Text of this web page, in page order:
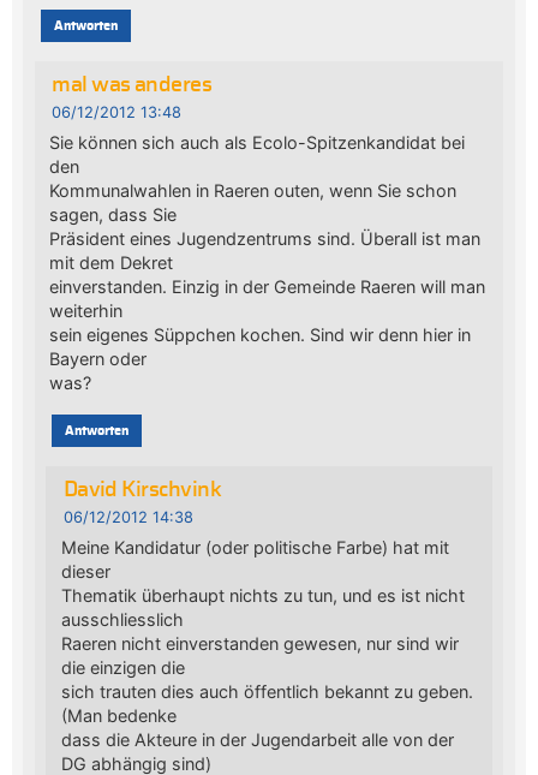
Antworten
mal was anderes
06/12/2012 13:48
Sie können sich auch als Ecolo-Spitzenkandidat bei
den
Kommunalwahlen in Raeren outen, wenn Sie schon
sagen, dass Sie
Präsident eines Jugendzentrums sind. Überall ist man
mit dem Dekret
einverstanden. Einzig in der Gemeinde Raeren will man
weiterhin
sein eigenes Süppchen kochen. Sind wir denn hier in
Bayern oder
was?
Antworten
David Kirschvink
06/12/2012 14:38
Meine Kandidatur (oder politische Farbe) hat mit
dieser
Thematik überhaupt nichts zu tun, und es ist nicht
ausschliesslich
Raeren nicht einverstanden gewesen, nur sind wir
die einzigen die
sich trauten dies auch öffentlich bekannt zu geben.
(Man bedenke
dass die Akteure in der Jugendarbeit alle von der
DG abhängig sind)